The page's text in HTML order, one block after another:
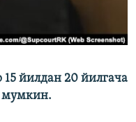
15 йилдан 20 йилгача
мумкин.